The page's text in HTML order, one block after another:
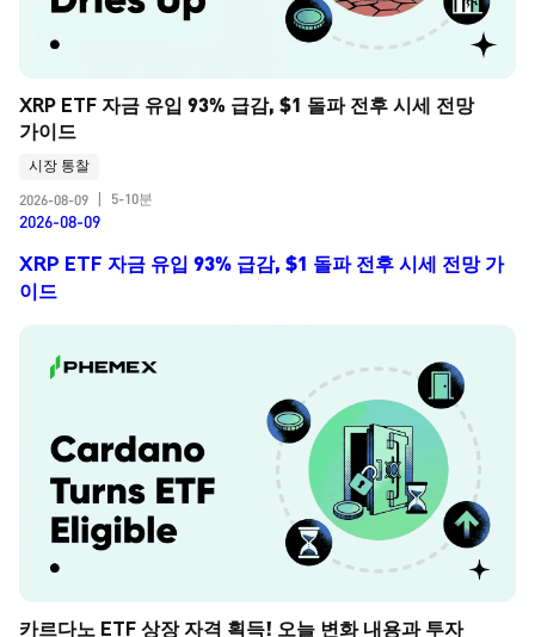
XRP ETF 자금 유입 93% 급감, $1 돌파 전후 시세 전망
가이드
시장 통찰
2026-08-09
5-10분
2026-08-09
XRP ETF 자금 유입 93% 급감, $1 돌파 전후 시세 전망 가
이드
카르다노 ETF 상장 자격 획득! 오늘 변화 내용과 투자